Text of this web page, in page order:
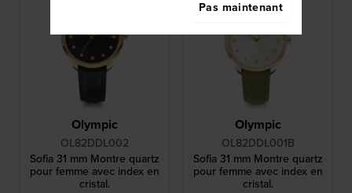
Olympic
OL82DDL002
Sofia 31 mm Montre quartz
pour femme avec index en
cristal.
Olympic
OL82DDL001B
Sofia 31 mm Montre quartz
pour femme avec index en
cristal.
Pas maintenant